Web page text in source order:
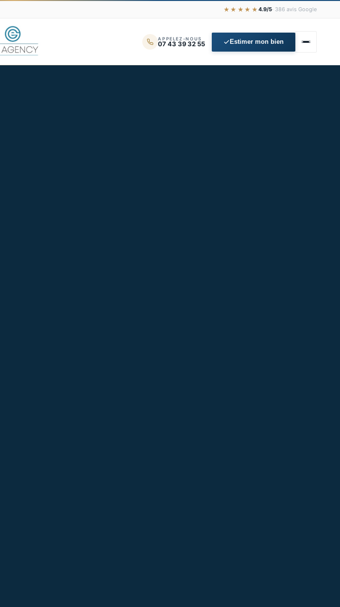
★★★★★ 4.9/5· 386 avis Google
APPELEZ-NOUS
07 43 39 32 55 Estimer mon bien